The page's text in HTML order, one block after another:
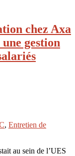
chez Axa
gestion
, Entretien de
au sein de l’UES